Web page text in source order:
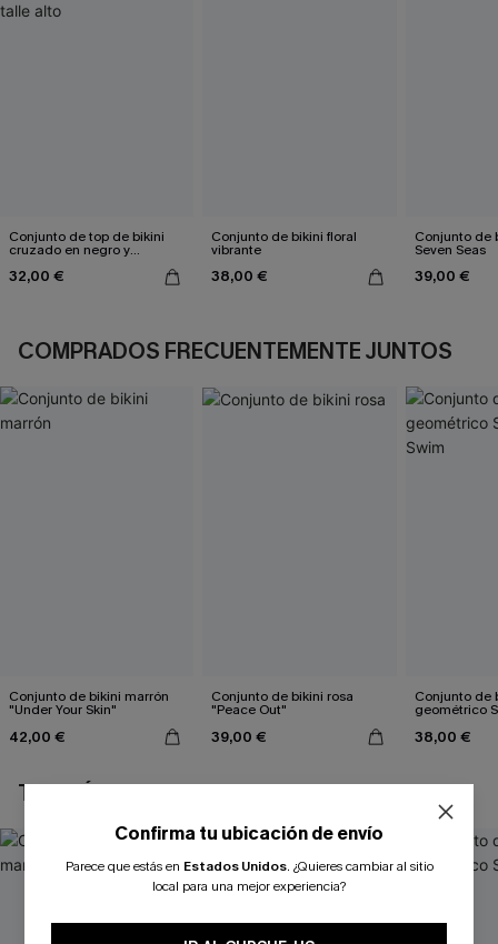
Conjunto de top de bikini
cruzado en negro y
eucalipto y braguitas de
talle alto
32,00 €
Conjunto de bikini floral
vibrante
38,00 €
Conjunto de
Seven Seas
39,00 €
COMPRADOS FRECUENTEMENTE JUNTOS
Conjunto de bikini marrón
"Under Your Skin"
42,00 €
Conjunto de bikini rosa
"Peace Out"
39,00 €
Conjunto de
geométrico
38,00 €
TAMBIÉN TE PUEDE GUSTAR
Confirma tu ubicación de envío
Parece que estás en Estados Unidos. ¿Quieres cambiar al sitio
local para una mejor experiencia?